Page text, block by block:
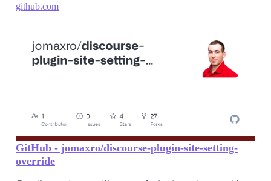
github.com
GitHub - jomaxro/discourse-plugin-site-setting-
override